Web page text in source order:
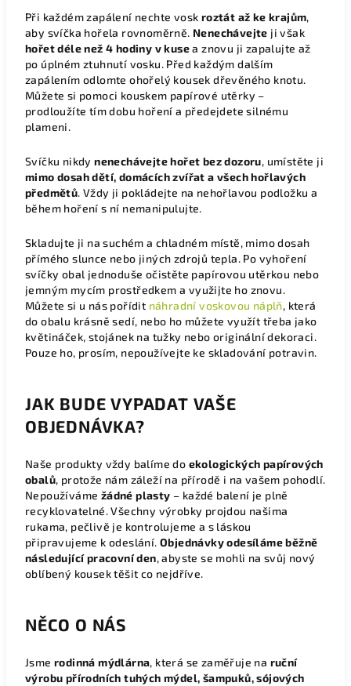
Při každém zapálení nechte vosk roztát až ke krajům,
aby svíčka hořela rovnoměrně. Nenechávejte ji však
hořet déle než 4 hodiny v kusea znovu ji zapalujte až
po úplném ztuhnutí vosku. Před každým dalším
zapálením odlomte ohořelý kousek dřevěného knotu.
Můžete si pomoci kouskem papírové utěrky –
prodloužíte tím dobu hoření a předejdete silnému
plameni.
Svíčku nikdynenechávejte hořet bez dozoru, umístěte ji
mimo dosah dětí, domácích zvířat a všech hořlavých
předmětů. Vždy ji pokládejte na nehořlavou podložku a
během hoření s ní nemanipulujte.
Skladujte ji na suchém a chladném místě, mimo dosah
přímého slunce nebo jiných zdrojů tepla. Po vyhoření
svíčky obal jednoduše očistěte papírovou utěrkou nebo
jemným mycím prostředkem a využijte ho znovu.
Můžete si u nás pořídit náhradní voskovou náplň, která
do obalu krásně sedí, nebo ho můžete využít třeba jako
květináček, stojánek na tužky nebo originální dekoraci.
Pouze ho, prosím, nepoužívejte ke skladování potravin.
JAK BUDE VYPADAT VAŠE
OBJEDNÁVKA?
Naše produkty vždy balíme do ekologických papírových
obalů, protože nám záleží na přírodě i na vašem pohodlí.
Nepoužíváme žádné plasty – každé balení je plně
recyklovatelné. Všechny výrobky projdou našima
rukama, pečlivě je kontrolujeme a s láskou
připravujeme k odeslání. Objednávky odesíláme běžně
následující pracovní den, abyste se mohli na svůj nový
oblíbený kousek těšit co nejdříve.
NĚCO O NÁS
Jsme rodinná mýdlárna, která se zaměřuje na ruční
výrobu přírodních tuhých mýdel, šampuků, sójových